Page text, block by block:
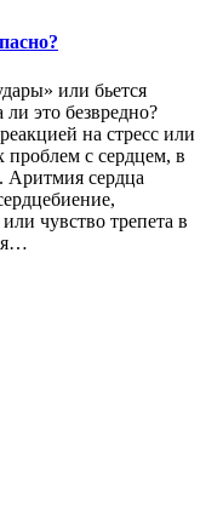
или бьется
это безвредно?
на стресс или
проблем с сердцем, в
Аритмия сердца
чувство трепета в